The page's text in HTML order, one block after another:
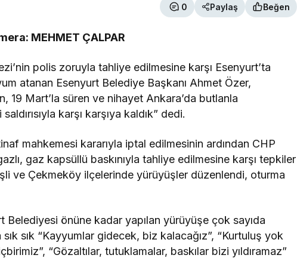
0 Paylaş Beğen
MEHMET ÇALPAR
polis zoruyla tahliye edilmesine karşı Esenyurt’ta
atanan Esenyurt Belediye Başkanı Ahmet Özer,
19 Mart’la süren ve nihayet Ankara’da butlanla
karşı karşıya kaldık” dedi.
mahkemesi kararıyla iptal edilmesinin ardından CHP
gaz kapsüllü baskınıyla tahliye edilmesine karşı tepkiler
ve Çekmeköy ilçelerinde yürüyüşler düzenlendi, oturma
Belediyesi önüne kadar yapılan yürüyüşe çok sayıda
sık “Kayyumlar gidecek, biz kalacağız”, “Kurtuluş yok
“Gözaltılar, tutuklamalar, baskılar bizi yıldıramaz”